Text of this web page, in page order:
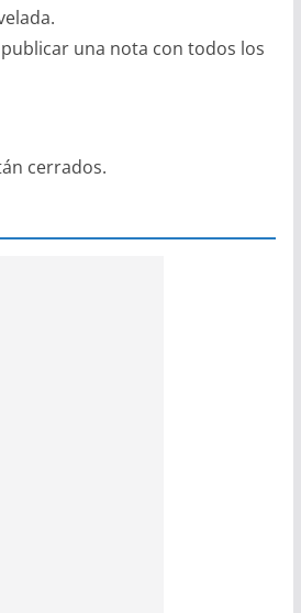
publicar una nota con todos los
cerrados.